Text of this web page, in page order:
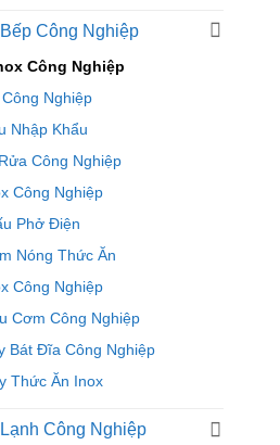
Công Nghiệp
Công Nghiệp
Nghiệp
Nhập Khẩu
Công Nghiệp
Công Nghiệp
Phở Điện
Nóng Thức Ăn
Công Nghiệp
Cơm Công Nghiệp
Bát Đĩa Công Nghiệp
Thức Ăn Inox
Công Nghiệp